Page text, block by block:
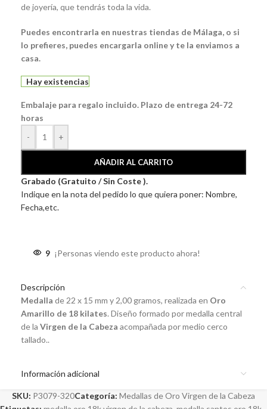
de joyería, que tendrás toda la vida.
Puedes encontrarla en nuestras tiendas de Málaga, o si
lo prefieres, puedes encargarla online y te la enviamos a
casa.
Hay existencias
Embalaje para regalo incluido. Plazo de entrega 24-72
horas
-
+
AÑADIR AL CARRITO
Grabado (Gratuito / Sin Coste ).
Indique en la nota del pedido lo que quiera poner: Nombre,
Fecha,etc.
9 ¡Personas viendo este producto ahora!
Descripción
Medalla de 22 x 15 mm y 2,00 gramos, realizada en Oro
Amarillo de 18 kilates. Diseño formado por medalla central
de la Virgen de la Cabeza acompañada por medio cerco
tallado..
Información adicional
SKU: P3079-320Categoría: Medallas de Oro Virgen de la Cabeza